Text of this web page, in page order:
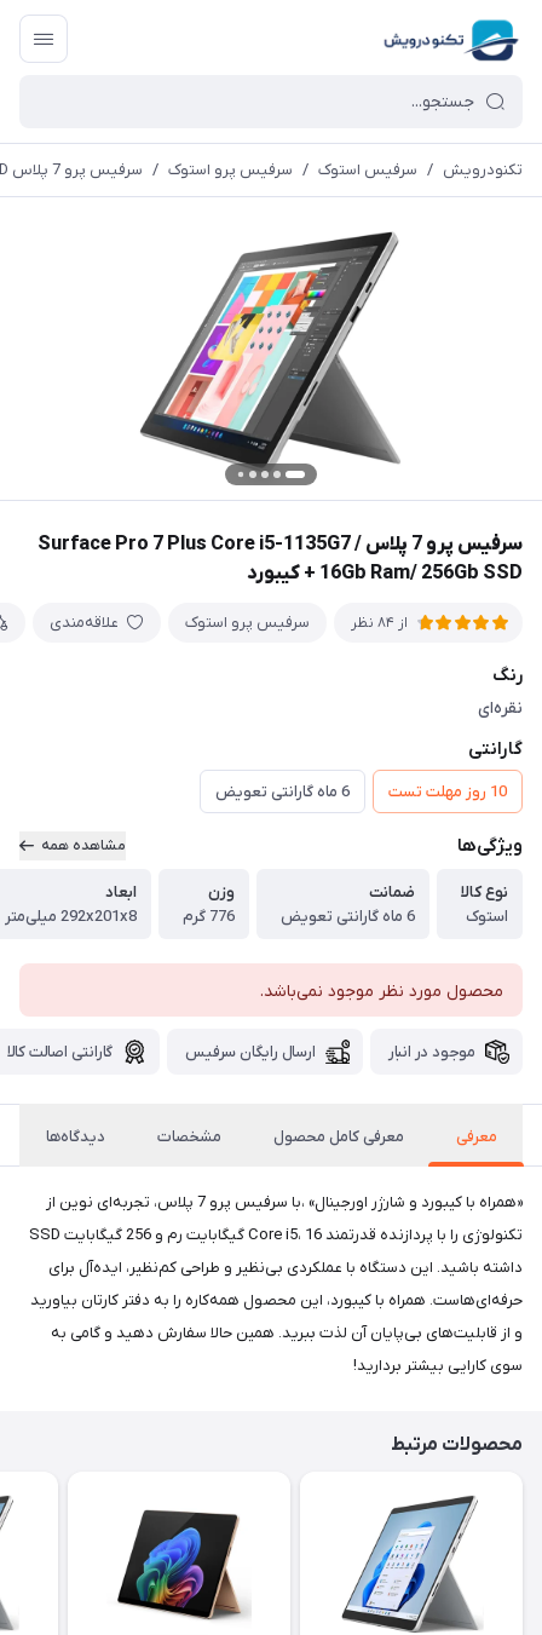
تکنودرویش / سرفیس استوک / سرفیس پرو استوک / سرفیس پرو 7 پلاس Surface Pro 7 Plus Core i5-1135G7 / 16Gb Ram/ 256Gb SSD + کیبورد
سرفیس پرو 7 پلاس Surface Pro 7 Plus Core i5-1135G7 /
16Gb Ram/ 256Gb SSD + کیبورد
از 84 نظر سرفیس پرو استوک علاقه‌مندی
رنگ
نقره‌ای
گارانتی
10 روز مهلت تست 6 ماه گارانتی تعویض
ویژگی‌ها مشاهده همه
نوع کالا
استوک
ضمانت
6 ماه گارانتی تعویض
وزن
776 گرم
ابعاد
292x201x8 میلی‌متر
محصول مورد نظر موجود نمی‌باشد.
موجود در انبار ارسال رایگان سرفیس گارانتی اصالت کالا
معرفی معرفی کامل محصول مشخصات دیدگاه‌ها
«همراه با کیبورد و شارژر اورجینال» ،با سرفیس پرو 7 پلاس، تجربه‌ای نوین از
تکنولوژی را با پردازنده قدرتمند Core i5، 16 گیگابایت رم و 256 گیگابایت SSD
داشته باشید. این دستگاه با عملکردی بی‌نظیر و طراحی کم‌نظیر، ایده‌آل برای
حرفه‌ای‌هاست. همراه با کیبورد، این محصول همه‌کاره را به دفتر کارتان بیاورید
و از قابلیت‌های بی‌پایان آن لذت ببرید. همین حالا سفارش دهید و گامی به
سوی کارایی بیشتر بردارید!
محصولات مرتبط